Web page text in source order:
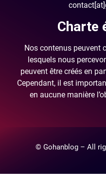
Charte
Nos contenus peuvent
lesquels nous
peuvent être créés en
Cependant, il est
en aucune manière
© Gohanblog – All